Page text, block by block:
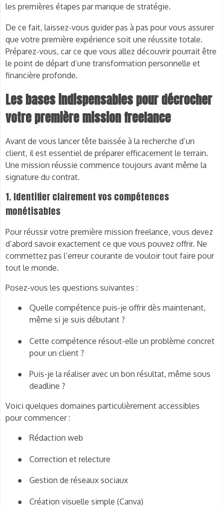
les premières étapes par manque de stratégie.
De ce fait, laissez-vous guider pas à pas pour vous assurer
que votre première expérience soit une réussite totale.
Préparez-vous, car ce que vous allez découvrir pourrait être
le point de départ d’une transformation personnelle et
financière profonde.
Les bases indispensables pour décrocher
votre première mission freelance
Avant de vous lancer tête baissée à la recherche d’un
client, il est essentiel de préparer efficacement le terrain.
Une mission réussie commence toujours avant même la
signature du contrat.
1. Identifier clairement vos compétences
monétisables
Pour réussir votre première mission freelance, vous devez
d’abord savoir exactement ce que vous pouvez offrir. Ne
commettez pas l’erreur courante de vouloir tout faire pour
tout le monde.
Posez-vous les questions suivantes :
●
Quelle compétence puis-je offrir dès maintenant,
même si je suis débutant ?
●
Cette compétence résout-elle un problème concret
pour un client ?
●
Puis-je la réaliser avec un bon résultat, même sous
deadline ?
Voici quelques domaines particulièrement accessibles
pour commencer :
●
Rédaction web
● Correction et relecture
● Gestion de réseaux sociaux
● Création visuelle simple (Canva)